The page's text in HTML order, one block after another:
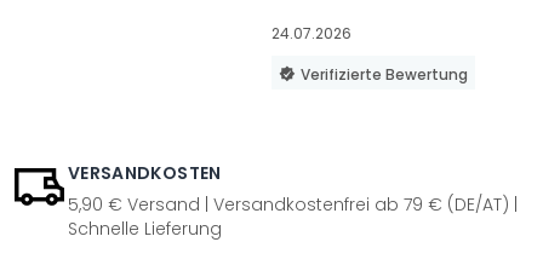
24.07.2026
Verifizierte Bewertung
VERSANDKOSTEN
5,90 € Versand | Versandkostenfrei ab 79 € (DE/AT) |
Schnelle Lieferung